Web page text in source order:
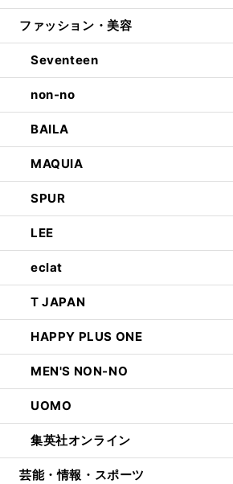
ファッション・美容
Seventeen
non-no
BAILA
MAQUIA
SPUR
LEE
eclat
T JAPAN
HAPPY PLUS ONE
MEN'S NON-NO
UOMO
集英社オンライン
芸能・情報・スポーツ